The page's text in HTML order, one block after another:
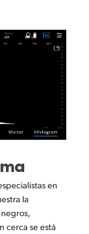
en
la
cerca se está